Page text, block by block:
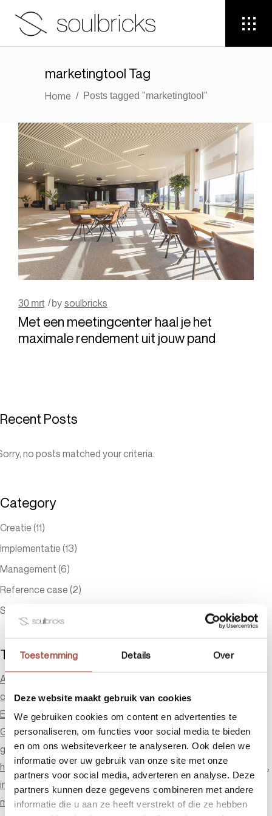
Toestemming Details Over
Deze website maakt gebruik van cookies
We gebruiken cookies om content en advertenties te
personaliseren, om functies voor social media te bieden
en om ons websiteverkeer te analyseren. Ook delen we
informatie over uw gebruik van onze site met onze
partners voor social media, adverteren en analyse. Deze
partners kunnen deze gegevens combineren met andere
informatie die u aan ze heeft verstrekt of die ze hebben
marketingtool Tag
Home / Posts tagged "marketingtool"
30 mrt by soulbricks
Met een meetingcenter haal je het
maximale rendement uit jouw pand
Recent Posts
no posts matched your criteria.
Category
Creatie (11)
Implementatie (13)
Management (6)
Reference case (2)
Soulbricks news
Tags
AI
coworking Creatie Cross-Channel Marketing
ESG-design ESG-doelstellingen futureproof kantoor
Generatiefkloof generaties op het werk
gezonde werkomgeving Guest Post hospitality
hospitality management Implementatie implementatie
innovation
Kantoorinrichting kennisdeling
management
marketingtool meetingcenter Mobius 2 o-forty
office design